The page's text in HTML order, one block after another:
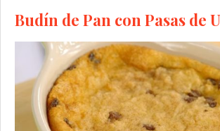
Budín de Pan con Pasas de